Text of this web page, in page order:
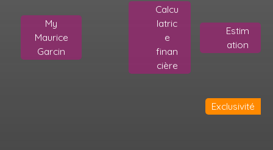
My
Maurice
Garcin
Calcu
latric
e
finan
cière
Estim
ation
Exclusivité